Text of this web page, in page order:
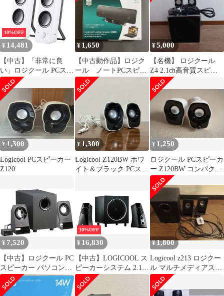
10%OFF
¥ 14,481
【中古】「非常に良
い」ロジクール PCスピ
ーカー Z200nWH スピ
ーカー ステレオ ホワイ
ト 3.5mm入力 PC
iPhone Android Z200n
PC スピーカー
¥ 1,650
【中古動作品】ロジク
ール ノートPCスピー
カー Z205
¥5,000
【名機】 ロジクール
Z4 2.1ch高音質スピー
カー 重低音サブウーフ
ァー
¥ 1,300
Logicool PCスピーカー
Z120
¥ 1,300
Logicool Z120BW ホワ
イト＆ブラック PCスピ
¥ 1,250
ロジクール PCスピーカ
ー Z120BW コンパクト
USB給電【箱なし】
¥ 7,520
【中古】ロジクール PC
スピーカー パソコン用
Z213 ブラック ステレ
オ 2.1ch サブウーファ
10%OFF
¥ 16,830
【中古】LOGICOOL ス
ピーカーシステム 2.1ch
PCスピーカー Z523BK
¥1,800
Logicool z213 ロジクー
ル マルチメディアスピ
ーカー S-00143